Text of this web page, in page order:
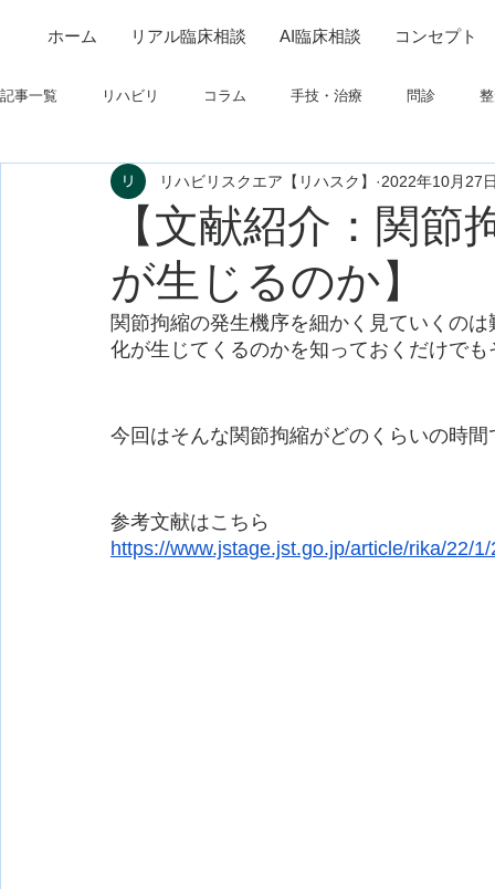
ホーム リアル臨床相談 AI臨床相談 コンセプト
記事一覧 リハビリ コラム 手技・治療 問診
制度関連 学会・研究関連 高次脳機能障害
フィジカルアセスメント 仕事について 栄養
【文献紹介：関
が生じるのか】
リハビリスクエア【リハスク】 2022年10月27
関節拘縮の発生機序を細かく見ていくの
化が生じてくるのかを知っておくだけで
今回はそんな関節拘縮がどのくらいの時
参考文献はこちら
https://www.jstage.jst.go.jp/article/rika/22/